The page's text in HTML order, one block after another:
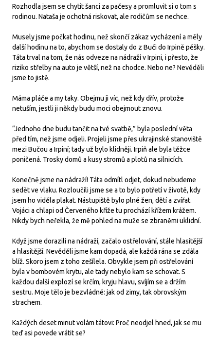
Rozhodla jsem se chytit šanci za pačesy a promluvit si o tom s
rodinou. Nataša je ochotná riskovat, ale rodičům se nechce.
Musely jsme počkat hodinu, než skončí zákaz vycházení a měly
další hodinu na to, abychom se dostaly do z Buči do Irpině pěšky.
Táta trval na tom, že nás odveze na nádraží v Irpini, i přesto, že
riziko střelby na auto je větší, než na chodce. Nebo ne? Nevěděli
jsme to jistě.
Máma pláče a my taky. Obejmu ji víc, než kdy dřív, protože
netuším, jestli ji někdy budu moci obejmout znovu.
“Jednoho dne budu tančit na tvé svatbě,” byla poslední věta
před tím, než jsme odjeli. Projeli jsme přes ukrajinské stanoviště
mezi Bučou a Irpiní; tady už bylo klidněji. Irpiň ale byla těžce
poničená. Trosky domů a kusy stromů a plotů na silnicích.
Konečně jsme na nádraží! Táta odmítl odjet, dokud nebudeme
sedět ve vlaku. Rozloučili jsme se a to bylo potřetí v životě, kdy
jsem ho viděla plakat. Nástupiště bylo plné žen, dětí a zvířat.
Vojáci a chlapi od Červeného kříže tu prochází křížem krážem.
Nikdy bych neřekla, že mě pohled na muže se zbraněmi uklidní.
Když jsme dorazili na nádraží, začalo ostřelování, stále hlasitější
a hlasitější. Nevěděli jsme kam dopadá, ale každá rána se zdála
blíž. Skoro jsem z toho zešílela. Obvykle jsem při ostřelování
byla v bombovém krytu, ale tady nebylo kam se schovat. S
každou další explozí se krčím, kryju hlavu, svíjím se a držím
sestru. Moje tělo je bezvládné: jak od zimy, tak obrovským
strachem.
Každých deset minut volám tátovi: Proč neodjel hned, jak se mu
teď asi povede vrátit se?